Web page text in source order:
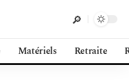
Matériels Retraite